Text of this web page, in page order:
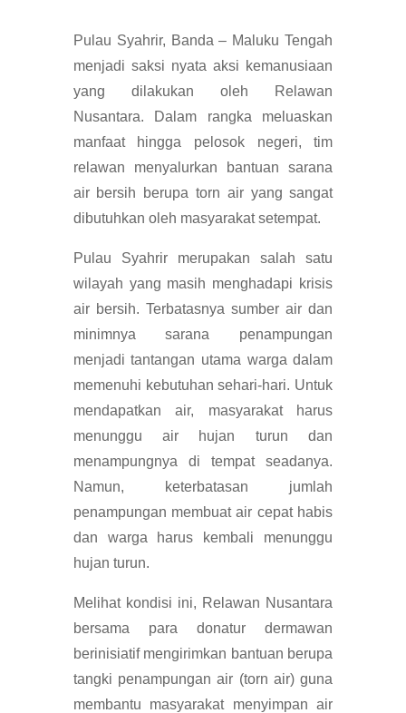
Pulau Syahrir, Banda – Maluku Tengah
menjadi saksi nyata aksi kemanusiaan
yang dilakukan oleh Relawan
Nusantara. Dalam rangka meluaskan
manfaat hingga pelosok negeri, tim
relawan menyalurkan bantuan sarana
air bersih berupa torn air yang sangat
dibutuhkan oleh masyarakat setempat.
Pulau Syahrir merupakan salah satu
wilayah yang masih menghadapi krisis
air bersih. Terbatasnya sumber air dan
minimnya sarana penampungan
menjadi tantangan utama warga dalam
memenuhi kebutuhan sehari-hari. Untuk
mendapatkan air, masyarakat harus
menunggu air hujan turun dan
menampungnya di tempat seadanya.
Namun, keterbatasan jumlah
penampungan membuat air cepat habis
dan warga harus kembali menunggu
hujan turun.
Melihat kondisi ini, Relawan Nusantara
bersama para donatur dermawan
berinisiatif mengirimkan bantuan berupa
tangki penampungan air (torn air) guna
membantu masyarakat menyimpan air